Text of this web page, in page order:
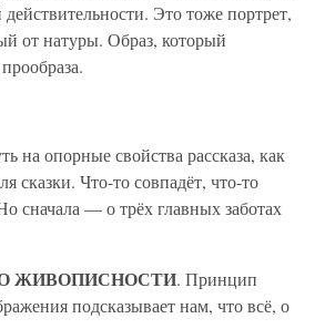
Это тоже портрет,
от натуры. Образ, который
на опорные свойства рассказа, как
сказки. Что-то совпадёт, что-то
сначала — о трёх главных заботах
О ЖИВОПИСНОСТИ. Принцип
подсказывает нам, что всё, о